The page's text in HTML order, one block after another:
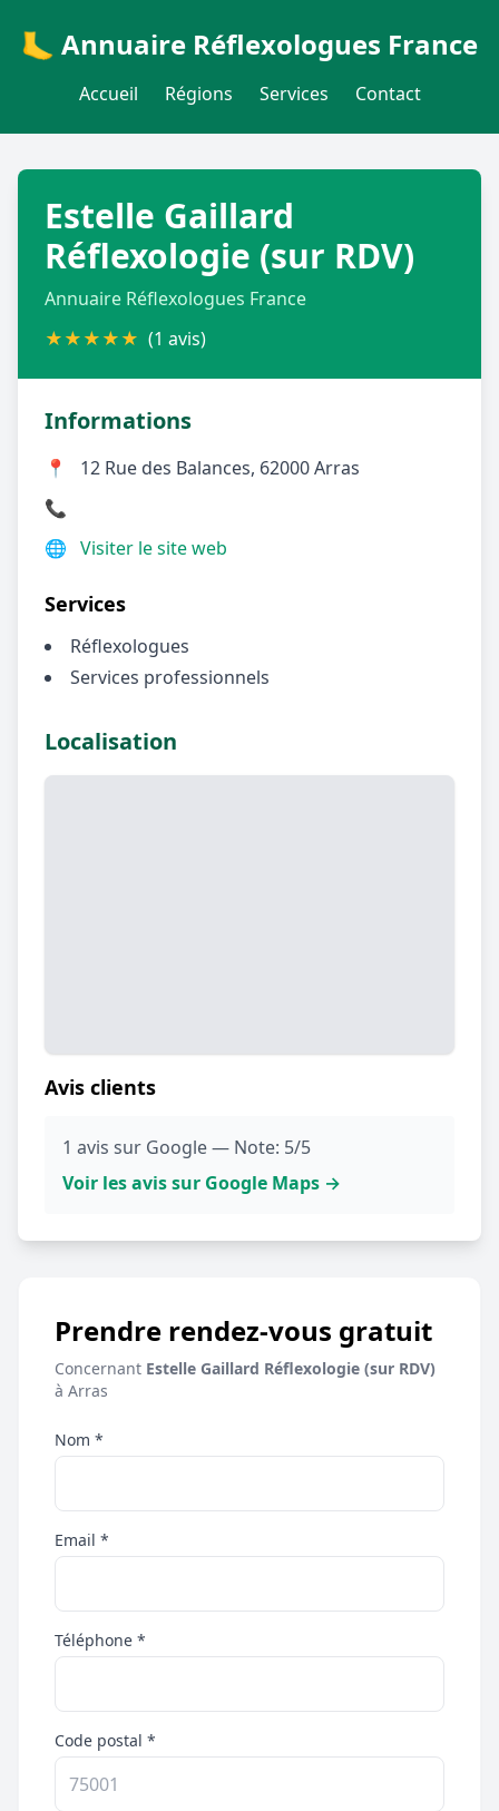
🦶 Annuaire Réflexologues France
Accueil Régions Services Contact
Estelle Gaillard
Réflexologie (sur RDV)
Annuaire Réflexologues France
★★★★★ (1 avis)
Informations
📍
12 Rue des Balances, 62000 Arras
📞
🌐 Visiter le site web
Services
Réflexologues
Services professionnels
Localisation
Avis clients
1 avis sur Google — Note: 5/5
Voir les avis sur Google Maps →
Prendre rendez-vous gratuit
Concernant Estelle Gaillard Réflexologie (sur RDV)
à Arras
Nom *
Email *
Téléphone *
Code postal *